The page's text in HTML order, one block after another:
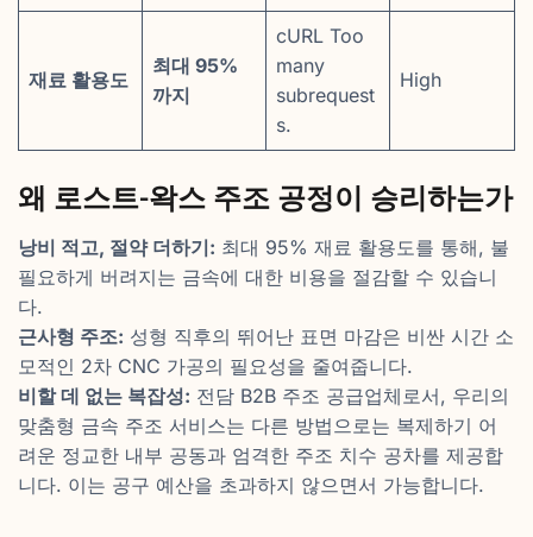
재료 활용도
최대 95%
까지
cURL Too
many
subrequest
s.
High
왜 로스트-왁스 주조 공정이 승리하는가
낭비 적고, 절약 더하기: 최대 95% 재료 활용도를 통해, 불
필요하게 버려지는 금속에 대한 비용을 절감할 수 있습니
다.
근사형 주조: 성형 직후의 뛰어난 표면 마감은 비싼 시간 소
모적인 2차 CNC 가공의 필요성을 줄여줍니다.
비할 데 없는 복잡성: 전담 B2B 주조 공급업체로서, 우리의
맞춤형 금속 주조 서비스는 다른 방법으로는 복제하기 어
려운 정교한 내부 공동과 엄격한 주조 치수 공차를 제공합
니다. 이는 공구 예산을 초과하지 않으면서 가능합니다.